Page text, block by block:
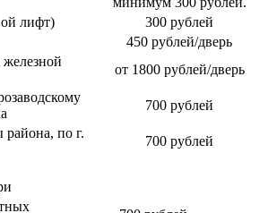
лифт)
300 рублей
450 рублей/дверь
от 1800 рублей/дверь
700 рублей
района, по г.
700 рублей